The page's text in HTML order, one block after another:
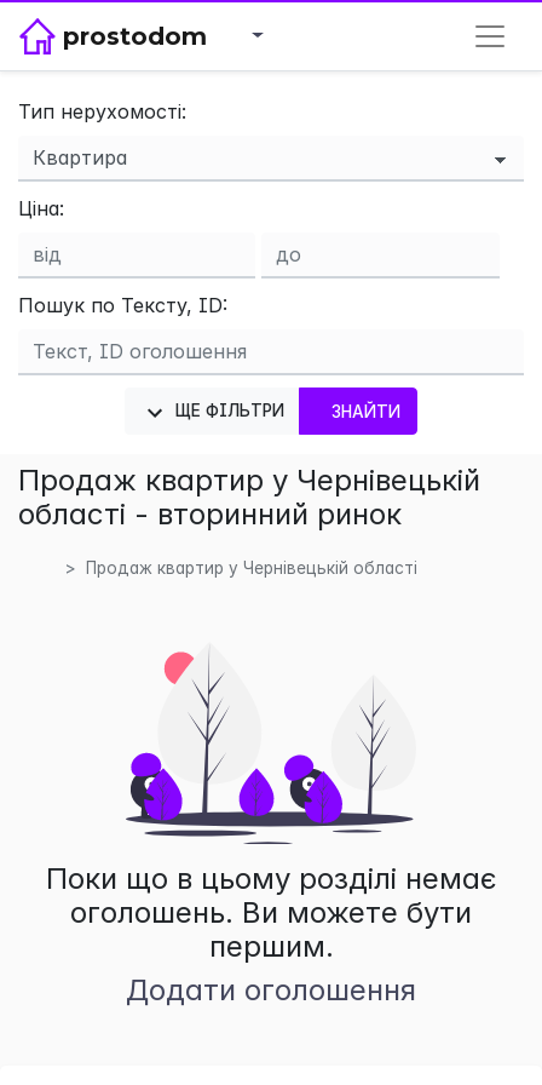
prostodom
Тип нерухомості:
Ціна:
Пошук по Тексту, ID:
ЩЕ ФІЛЬТРИ ЗНАЙТИ
Продаж квартир у Чернівецькій
області - вторинний ринок
Продаж квартир у Чернівецькій області
Поки що в цьому розділі немає
оголошень. Ви можете бути
першим.
Додати оголошення
×